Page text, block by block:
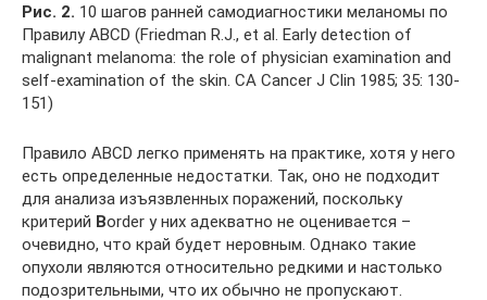
Рис. 2. 10 шагов ранней самодиагностики меланомы по
Правилу ABCD (Friedman R.J., et al. Early detection of
malignant melanoma: the role of physician examination and
self-examination of the skin. CA Cancer J Clin 1985; 35: 130-
151)
Правило ABCD легко применять на практике, хотя у него
есть определенные недостатки. Так, оно не подходит
для анализа изъязвленных поражений, поскольку
критерий Border у них адекватно не оценивается –
очевидно, что край будет неровным. Однако такие
опухоли являются относительно редкими и настолько
подозрительными, что их обычно не пропускают.